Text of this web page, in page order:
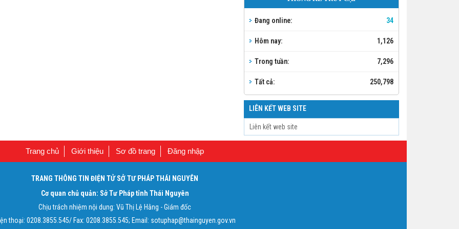
Đang online: 34
Hôm nay: 1,126
Trong tuần: 7,296
Tất cả: 250,798
LIÊN KẾT WEB SITE
Trang chủ Giới thiệu Sơ đồ trang Đăng nhập
TRANG THÔNG TIN ĐIỆN TỬ SỞ TƯ PHÁP THÁI NGUYÊN
Cơ quan chủ quản: Sở Tư Pháp tỉnh Thái Nguyên
Chịu trách nhiệm nội dung: Vũ Thị Lệ Hằng - Giám đốc
thoại: 0208.3855.545/ Fax: 0208.3855.545; Email: sotuphap@thainguyen.gov.vn